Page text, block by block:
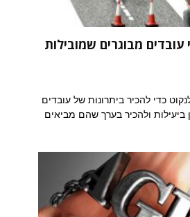
עובדים מבוגרים שמובילות
לנקוט כדי להכיר ביתרונות של עובדים
ביעילות ולהכיר בערך שהם מביאים